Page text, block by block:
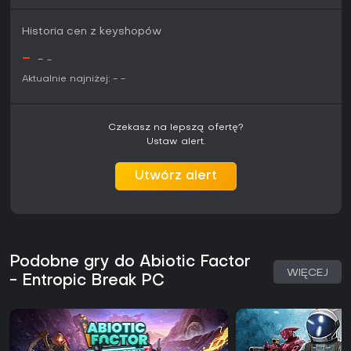
Historia cen z keyshopów
- - -
Aktualnie najniżej: - -
Czekasz na lepszą ofertę?
Ustaw alert.
Utwórz alert
Podobne gry do Abiotic Factor
- Entropic Break PC
WIĘCEJ